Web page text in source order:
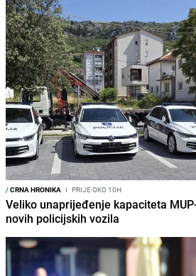
/CRNA HRONIKA I PRIJE OKO 10H
Veliko unaprijeđenje kapaciteta
novih policijskih vozila